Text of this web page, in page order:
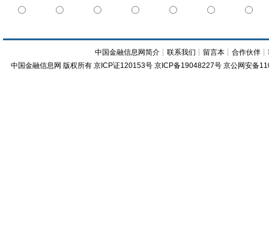
中国金融信息网简介 ┊联系我们 ┊ 留言本 ┊合作伙伴 ┊
中国金融信息网 版权所有 京ICP证120153号 京ICP备19048227号 京公网安备